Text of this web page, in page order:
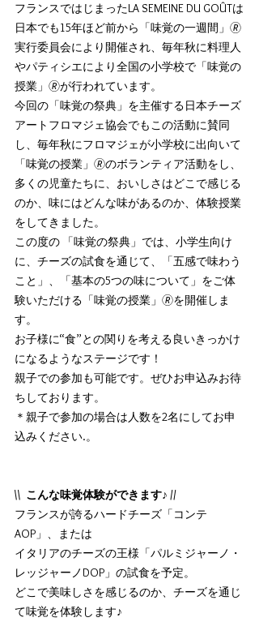
フランスではじまったLA SEMEINE DU GOÛTは
日本でも15年ほど前から「味覚の一週間」🄬
実行委員会により開催され、毎年秋に料理人
やパティシエにより全国の小学校で「味覚の
授業」🄬が行われています。
今回の「味覚の祭典」を主催する日本チーズ
アートフロマジェ協会でもこの活動に賛同
し、毎年秋にフロマジェが小学校に出向いて
「味覚の授業」🄬のボランティア活動をし、
多くの児童たちに、おいしさはどこで感じる
のか、味にはどんな味があるのか、体験授業
をしてきました。
この度の 「味覚の祭典」では、小学生向け
に、チーズの試食を通じて、「五感で味わう
こと」、「基本の5つの味について」をご体
験いただける「味覚の授業」🄬を開催しま
す。
お子様に“食”との関りを考える良いきっかけ
になるようなステージです！
親子での参加も可能です。ぜひお申込みお待
ちしております。
＊親子で参加の場合は人数を2名にしてお申
込みください.。
\\  こんな味覚体験ができます♪ //
フランスが誇るハードチーズ「コンテ
AOP」、または
イタリアのチーズの王様「パルミジャーノ・
レッジャーノDOP」の試食を予定。
どこで美味しさを感じるのか、チーズを通じ
て味覚を体験します♪